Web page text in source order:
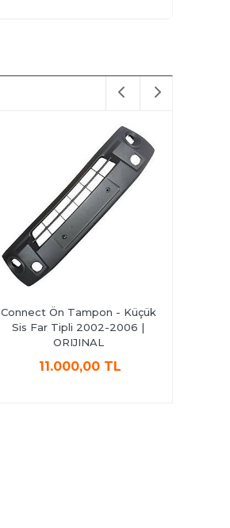
Connect Ön Tampon - Küçük
Sis Far Tipli 2002-2006 |
ORIJINAL
11.000,00 TL